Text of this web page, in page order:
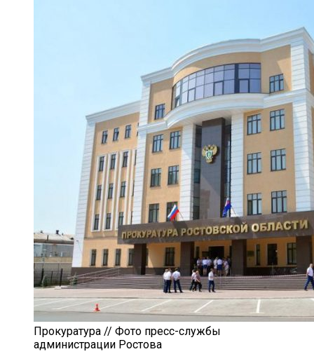
Прокуратура // Фото пресс-службы
администрации Ростова